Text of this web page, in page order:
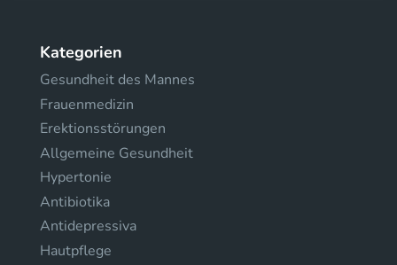
Kategorien
Gesundheit des Mannes
Frauenmedizin
Erektionsstörungen
Allgemeine Gesundheit
Hypertonie
Antibiotika
Antidepressiva
Hautpflege